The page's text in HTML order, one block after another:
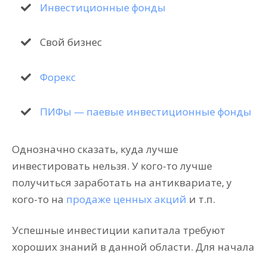
Инвестиционные фонды
Свой бизнес
Форекс
ПИФы — паевые инвестиционные фонды
Однозначно сказать, куда лучше
инвестировать нельзя. У кого-то лучше
получиться заработать на антиквариате, у
кого-то на продаже ценных акций и т.п.
Успешные инвестиции капитала требуют
хороших знаний в данной области. Для начала